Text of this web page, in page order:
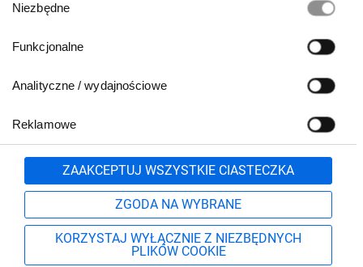
zgody
Niezbędne
Funkcjonalne
Analityczne / wydajnościowe
Reklamowe
ZAAKCEPTUJ WSZYSTKIE CIASTECZKA
ZGODA NA WYBRANE
KORZYSTAJ WYŁĄCZNIE Z NIEZBĘDNYCH
PLIKÓW COOKIE
801 500 700 lub
71 37 61 600
Formularz kontaktowy